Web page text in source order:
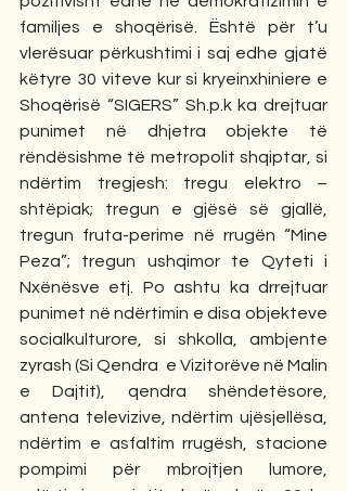
familjes e shoqërisë. Është për t’u
vlerësuar përkushtimi i saj edhe gjatë
këtyre 30 viteve kur si kryeinxhiniere e
Shoqërisë “SIGERS” Sh.p.k ka drejtuar
punimet në dhjetra objekte të
rëndësishme të metropolit shqiptar, si
ndërtim tregjesh: tregu elektro –
shtëpiak; tregun e gjësë së gjallë,
tregun fruta-perime në rrugën “Mine
Peza”; tregun ushqimor te Qyteti i
Nxënësve etj. Po ashtu ka drrejtuar
punimet në ndërtimin e disa objekteve
socialkulturore, si shkolla, ambjente
zyrash (Si Qendra  e Vizitorëve në Malin
e Dajtit), qendra shëndetësore,
antena televizive, ndërtim ujësjellësa,
ndërtim e asfaltim rrugësh, stacione
pompimi për mbrojtjen lumore,